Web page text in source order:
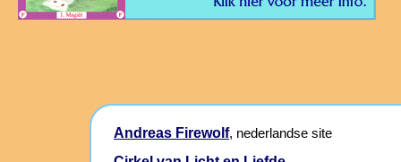
Andreas Firewolf, nederlandse site